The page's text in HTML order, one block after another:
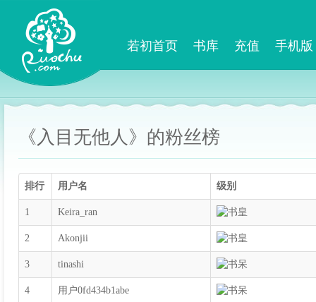
若初首页 书库 充值 手机版
《入目无他人》的粉丝榜
排行 用户名 级别
1 Keira_ran
2 Akonjii
3 tinashi
4 用户0fd434b1abe